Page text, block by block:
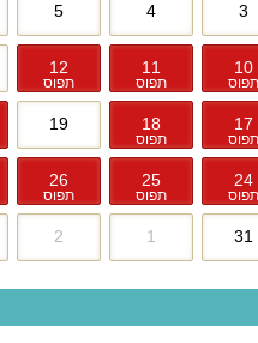
3
4
5
10
11
תפוס
12
תפוס
17
18
תפוס
19
24
25
תפוס
26
תפוס
31
1
2